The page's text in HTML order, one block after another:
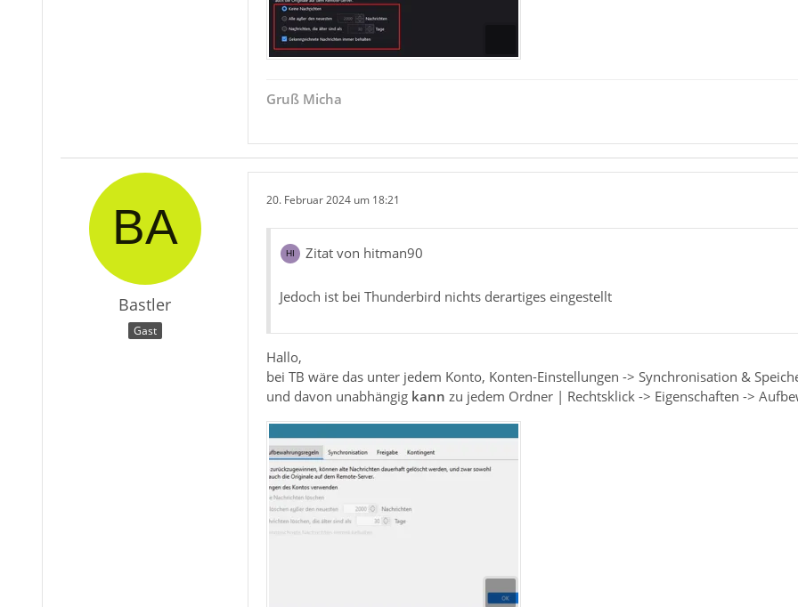
Gruß Micha
Bastler
Gast
20. Februar 2024 um 18:21
Zitat von hitman90
Jedoch ist bei Thunderbird nichts derartiges eingestellt
Hallo,
bei TB wäre das unter jedem Konto, Konten-Einstellungen -> Synchronisation &
und davon unabhängig kann zu jedem Ordner | Rechtsklick -> Eigenschaften ->